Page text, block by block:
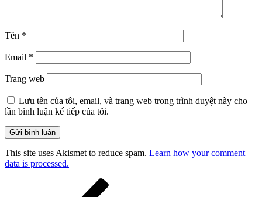
Tên *
Email *
Trang web
Lưu tên của tôi, email, và trang web trong trình duyệt này cho
lần bình luận kế tiếp của tôi.
This site uses Akismet to reduce spam. Learn how your comment
data is processed.